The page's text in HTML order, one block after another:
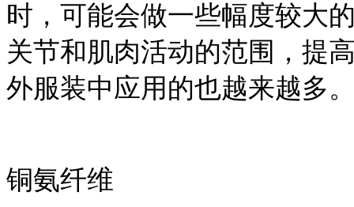
时，可能会做一些幅度较大
关节和肌肉活动的范围，提
外服装中应用的也越来越多
铜氨纤维